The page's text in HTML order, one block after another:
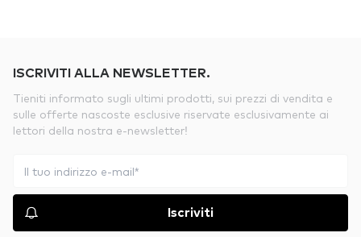
ISCRIVITI ALLA NEWSLETTER.
Tieniti informato sugli ultimi prodotti, sui prezzi di vendita e
sulle offerte nascoste esclusive riservate esclusivamente ai
lettori della nostra e-newsletter!
Iscriviti